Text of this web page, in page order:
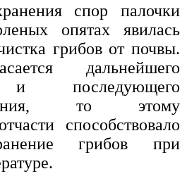
спор палочки
опятах явилась
грибов от почвы.
дальнейшего
и последующего
то этому
способствовало
грибов при